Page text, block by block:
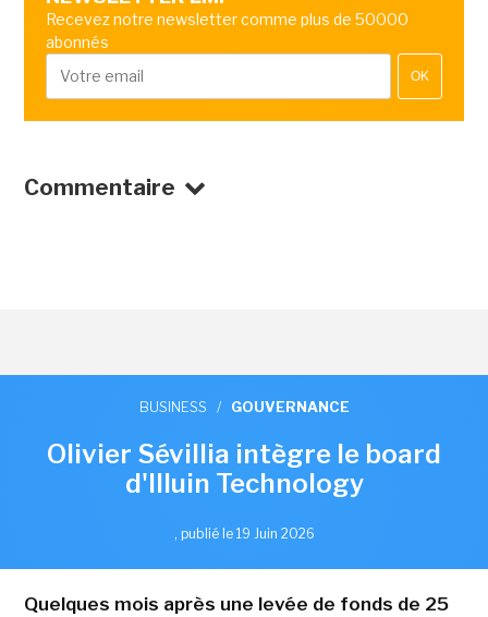
Recevez notre newsletter comme plus de 50000
abonnés
OK
Commentaire
BUSINESS / GOUVERNANCE
Olivier Sévillia intègre le board
d'Illuin Technology
, publié le 19 Juin 2026
Quelques mois après une levée de fonds de 25